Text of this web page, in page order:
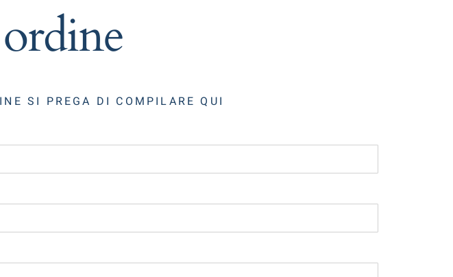
SI PREGA DI COMPILARE QUI